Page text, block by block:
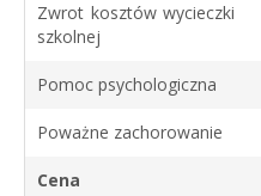
Zwrot kosztów wycieczki
szkolnej
Pomoc psychologiczna
Poważne zachorowanie
Cena